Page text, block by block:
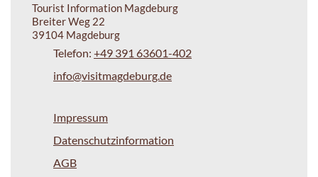
Tourist Information Magdeburg
Breiter Weg 22
39104 Magdeburg
Telefon: +49 391 63601-402
info@visitmagdeburg.de
Impressum
Datenschutzinformation
AGB